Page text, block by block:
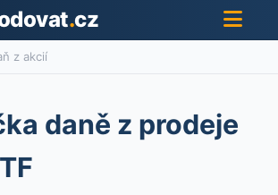
.cz
z akcií
daně z prodeje